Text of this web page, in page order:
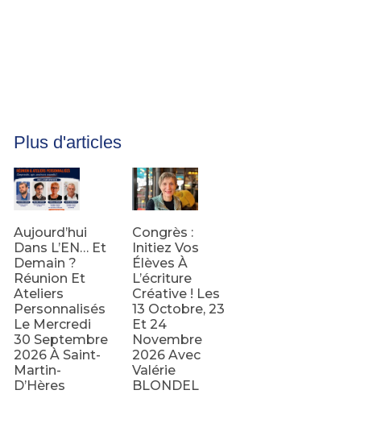
Plus d'articles
Aujourd’hui
Dans L’EN… Et
Demain ?
Réunion Et
Ateliers
Personnalisés
Le Mercredi
30 Septembre
2026 À Saint-
Martin-
D’Hères
Congrès :
Initiez Vos
Élèves À
L’écriture
Créative ! Les
13 Octobre, 23
Et 24
Novembre
2026 Avec
Valérie
BLONDEL